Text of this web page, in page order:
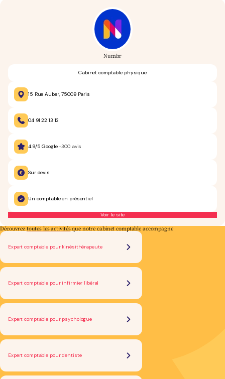
Numbr
Cabinet comptable physique
15 Rue Auber, 75009 Paris
04 91 22 13 13
4.9/5 Google+300 avis
Sur devis
Un comptable en présentiel
Voir le site
Découvreztoutes les activitésque notre cabinet comptable accompagne
Expert comptable pour kinésithérapeute
Expert comptable pour infirmier libéral
Expert comptable pour psychologue
Expert comptable pour dentiste